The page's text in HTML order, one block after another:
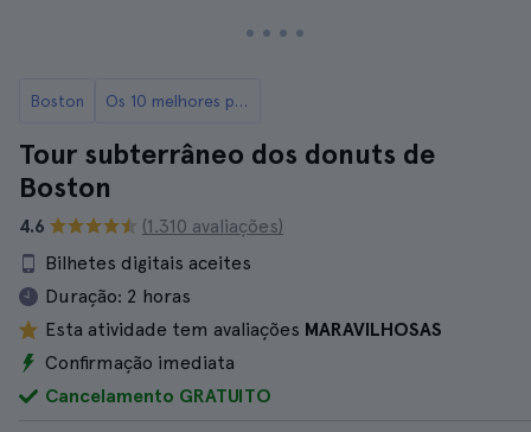
Boston Os 10 melhores passeios guiados por Boston
Tour subterrâneo dos donuts de
Boston
4.6
(1.310 avaliações)
Bilhetes digitais aceites
Duração: 2 horas
Esta atividade tem avaliações MARAVILHOSAS
Confirmação imediata
Cancelamento GRATUITO